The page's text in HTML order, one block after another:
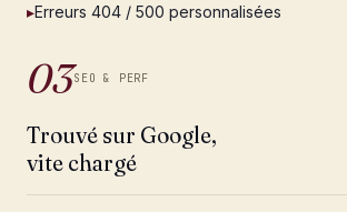
▸Erreurs 404 / 500 personnalisées
03SEO & PERF
Trouvé sur Google,
vite chargé